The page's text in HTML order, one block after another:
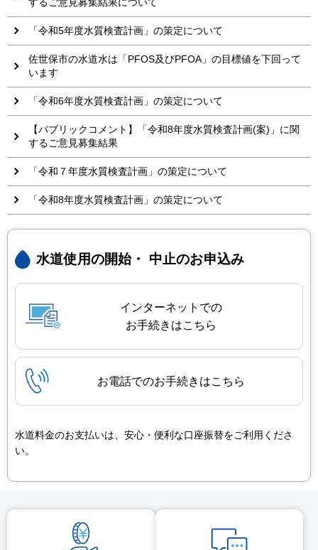
「令和5年度水質検査計画」の策定について
佐世保市の水道水は「PFOS及びPFOA」の目標値を下回って
います
「令和6年度水質検査計画」の策定について
【パブリックコメント】「令和8年度水質検査計画(案)」に関
するご意見募集結果
「令和７年度水質検査計画」の策定について
「令和8年度水質検査計画」の策定について
水道使用の開始・ 中止のお申込み
インターネットでの
お手続きはこちら
お電話でのお手続きはこちら
水道料金のお支払いは、安心・便利な口座振替をご利用くださ
い。